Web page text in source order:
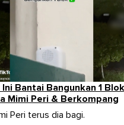
Bantai Bangunkan 1
Mimi Peri & Berkompang
Peri terus dia bagi.